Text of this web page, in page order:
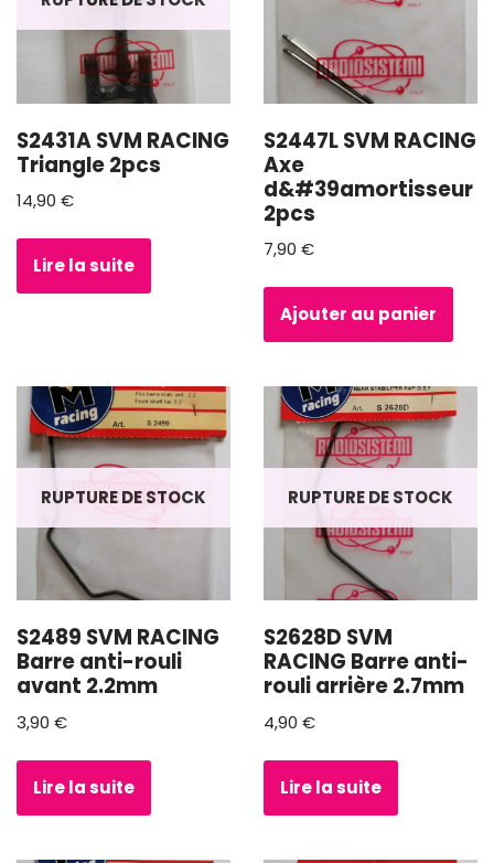
S2431A SVM RACING
Triangle 2pcs
14,90 €
Lire la suite
S2447L SVM RACING
Axe
d&#39amortisseur
2pcs
7,90 €
Ajouter au panier
RUPTURE DE STOCK
S2489 SVM RACING
Barre anti-rouli
avant 2.2mm
3,90 €
Lire la suite
RUPTURE DE STOCK
S2628D SVM
RACING Barre anti-
rouli arrière 2.7mm
4,90 €
Lire la suite